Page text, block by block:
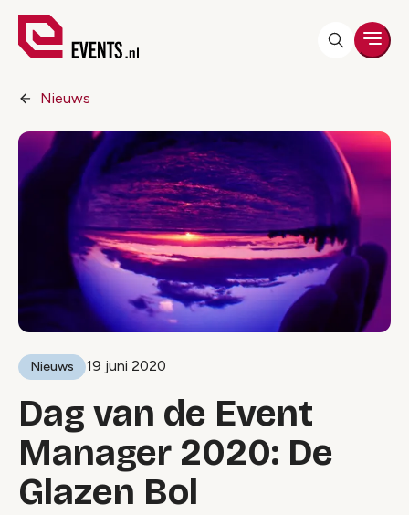
Nieuws
Nieuws 19 juni 2020
Dag van de Event
Manager 2020: De
Glazen Bol